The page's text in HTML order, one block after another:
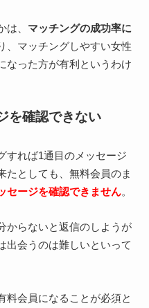
は、 マッチングの成功率に
、マッチングしやすい女性
なった方が有利というわけ
を確認できない
すれば1通目のメッセージ
たとしても、無料会員のま
セージを確認できません。
からないと返信のしようが
出会うのは難しいといって
料会員になることが必須と